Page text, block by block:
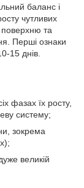
баланс і
чутливих
та
Перші ознаки
15 днів.
фазах їх росту,
систему;
зокрема
великій